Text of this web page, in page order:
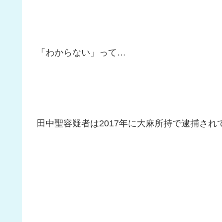
「わからない」って…
田中聖容疑者は2017年に大麻所持で逮捕され